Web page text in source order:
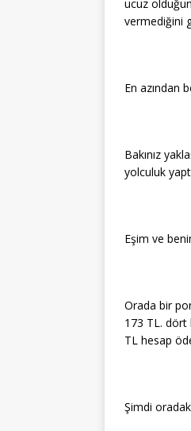
ucuz
vermediğini
En azından
Bakınız
yolculuk
Eşim ve
Orada bir
173 TL. dört
TL hesap
Şimdi